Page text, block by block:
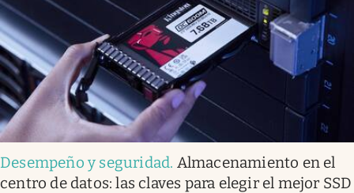
Desempeño y seguridad. Almacenamiento en el
centro de datos: las claves para elegir el mejor SSD